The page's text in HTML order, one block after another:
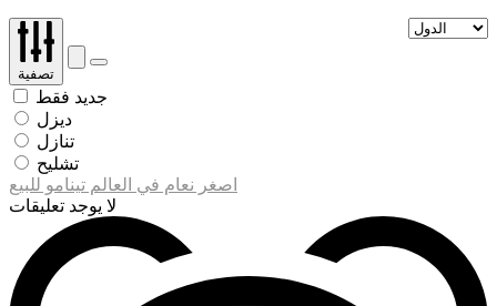
تصفية
جديد فقط
ديزل
تنازل
تشليح
اصغر نعام في العالم تينامو للبيع
لا يوجد تعليقات